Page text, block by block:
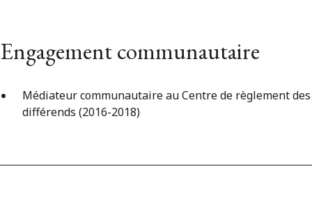
Engagement communautaire
Médiateur communautaire au Centre de règlement des
différends (2016-2018)